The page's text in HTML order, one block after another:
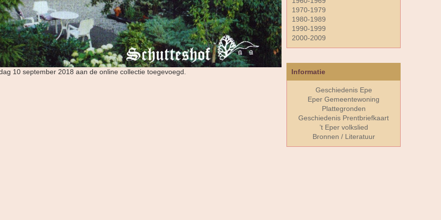
10 september 2018 aan de online collectie toegevoegd.
1970-1979
1980-1989
1990-1999
2000-2009
Informatie
Geschiedenis Epe
Eper Gemeentewoning
Plattegronden
Geschiedenis Prentbriefkaart
’t Eper volkslied
Bronnen / Literatuur